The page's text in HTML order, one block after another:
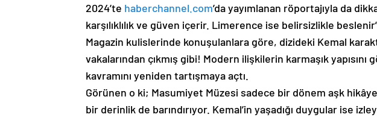
2024’te haberchannel.com’da yayımlanan röportajıyla da
karşılıklılık ve güven içerir. Limerence ise belirsizlikle
Magazin kulislerinde konuşulanlara göre, dizideki Kemal
vakalarından çıkmış gibi! Modern ilişkilerin karmaşık
kavramını yeniden tartışmaya açtı.
Görünen o ki; Masumiyet Müzesi sadece bir dönem aşk
bir derinlik de barındırıyor. Kemal’in yaşadığı duygular ise